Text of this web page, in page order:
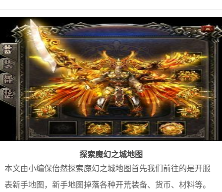
探索魔幻之城地图
本文由小编保佁然探索魔幻之城地图首先我们前往的是开服
表新手地图，新手地图掉落各种开荒装备、货币、材料等。